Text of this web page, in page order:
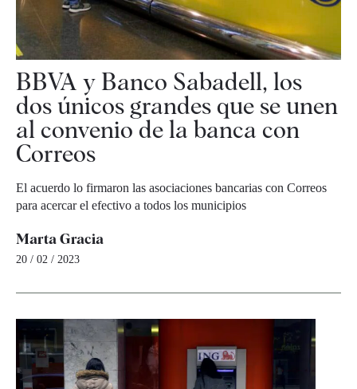
BBVA y Banco Sabadell, los
dos únicos grandes que se unen
al convenio de la banca con
Correos
El acuerdo lo firmaron las asociaciones bancarias con Correos
para acercar el efectivo a todos los municipios
Marta Gracia
20 / 02 / 2023